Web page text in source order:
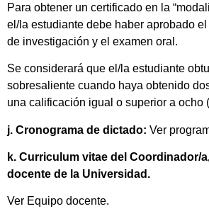
Para obtener un certificado en la
el/la estudiante debe haber aprobado
de investigación y el examen oral.
Se considerará que el/la estudiante
sobresaliente cuando haya obtenido
una calificación igual o superior a ocho
j. Cronograma de dictado: Ver
k. Curriculum vitae del Coordinador/
docente de la Universidad.
Ver Equipo docente.